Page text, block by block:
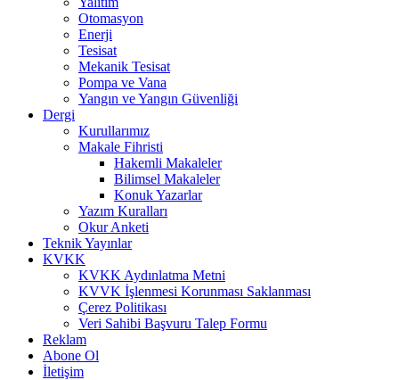
Otomasyon
Enerji
Tesisat
Mekanik Tesisat
Pompa ve Vana
Yangın ve Yangın Güvenliği
Dergi
Kurullarımız
Makale Fihristi
Hakemli Makaleler
Bilimsel Makaleler
Konuk Yazarlar
Yazım Kuralları
Okur Anketi
Teknik Yayınlar
KVKK
KVKK Aydınlatma Metni
KVVK İşlenmesi Korunması Saklanması
Çerez Politikası
Veri Sahibi Başvuru Talep Formu
Reklam
Abone Ol
İletişim